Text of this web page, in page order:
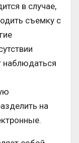
в случае,
съемку с
наблюдаться
на